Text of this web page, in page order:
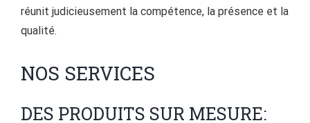
réunit judicieusement la compétence, la présence et la
qualité.
NOS SERVICES
DES PRODUITS SUR MESURE: